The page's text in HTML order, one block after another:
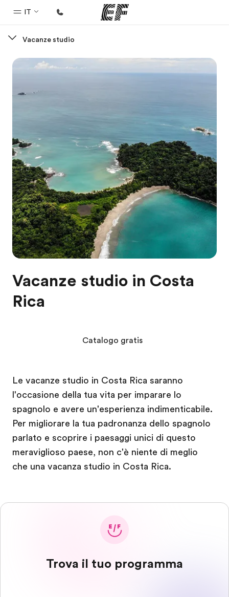
IT
Benvenuto alla EF
Trova l'ufficio più vicino
Chi siamo
La nostra organizzazione
Carriera
Lavora con noi
Vacanze studio
Vacanze studio in Costa
Rica
Le vacanze studio in Costa Rica saranno
l'occasione della tua vita per imparare lo
spagnolo e avere un'esperienza indimenticabile.
Per migliorare la tua padronanza dello spagnolo
parlato e scoprire i paesaggi unici di questo
meraviglioso paese, non c'è niente di meglio
che una vacanza studio in Costa Rica.
Catalogo gratis
Trova il tuo programma